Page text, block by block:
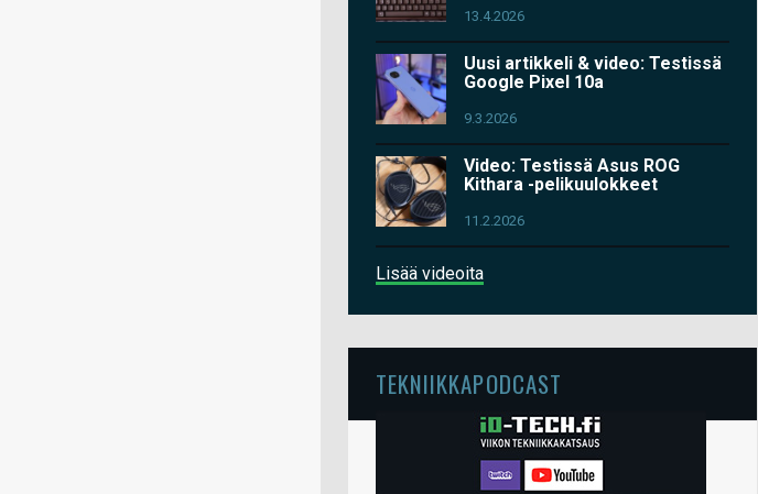
13.4.2026
Uusi artikkeli & video: Testissä
Google Pixel 10a
9.3.2026
Video: Testissä Asus ROG
Kithara -pelikuulokkeet
11.2.2026
Lisää videoita
TEKNIIKKAPODCAST